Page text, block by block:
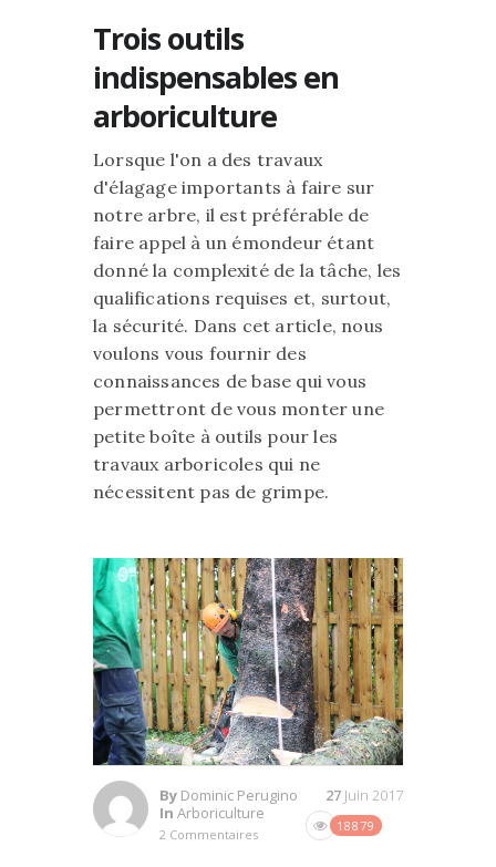
Trois outils
indispensables en
arboriculture
Lorsque l'on a des travaux
d'élagage importants à faire sur
notre arbre, il est préférable de
faire appel à un émondeur étant
donné la complexité de la tâche, les
qualifications requises et, surtout,
la sécurité. Dans cet article, nous
voulons vous fournir des
connaissances de base qui vous
permettront de vous monter une
petite boîte à outils pour les
travaux arboricoles qui ne
nécessitent pas de grimpe.
By Dominic Perugino
In Arboriculture
2 Commentaires
18879
27 Juin 2017